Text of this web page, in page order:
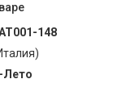
148
Лето